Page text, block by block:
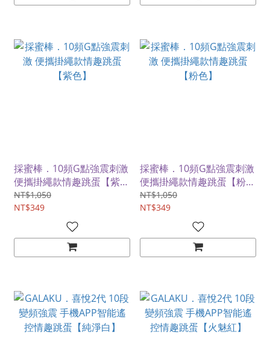
採蜜棒．10頻G點強震刺激
便攜掛繩款情趣跳蛋【紫
色】
NT$1,050
NT$349
採蜜棒．10頻G點強震刺激
便攜掛繩款情趣跳蛋【粉
色】
NT$1,050
NT$349